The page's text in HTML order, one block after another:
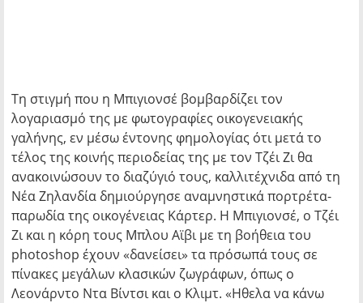
Τη στιγμή που η Μπιγιονσέ βομβαρδίζει τον
λογαριασμό της με φωτογραφίες οικογενειακής
γαλήνης, εν μέσω έντονης φημολογίας ότι μετά το
τέλος της κοινής περιοδείας της με τον Τζέι Ζι θα
ανακοινώσουν το διαζύγιό τους, καλλιτέχνιδα από τη
Νέα Ζηλανδία δημιούργησε αναμνηστικά πορτρέτα-
παρωδία της οικογένειας Κάρτερ. Η Μπιγιονσέ, ο Τζέι
Ζι και η κόρη τους Μπλου Αϊβι με τη βοήθεια του
photoshop έχουν «δανείσει» τα πρόσωπά τους σε
πίνακες μεγάλων κλασικών ζωγράφων, όπως ο
Λεονάρντο Ντα Βίντσι και ο Κλιμτ. «Ηθελα να κάνω